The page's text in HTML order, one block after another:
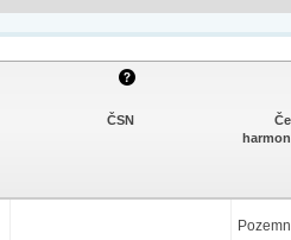
ČSN